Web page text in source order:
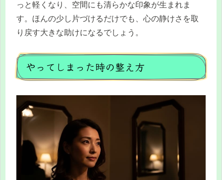
っと軽くなり、空間にも清らかな印象が生まれま
す。ほんの少し片づけるだけでも、心の静けさを取
り戻す大きな助けになるでしょう。
やってしまった時の整え方